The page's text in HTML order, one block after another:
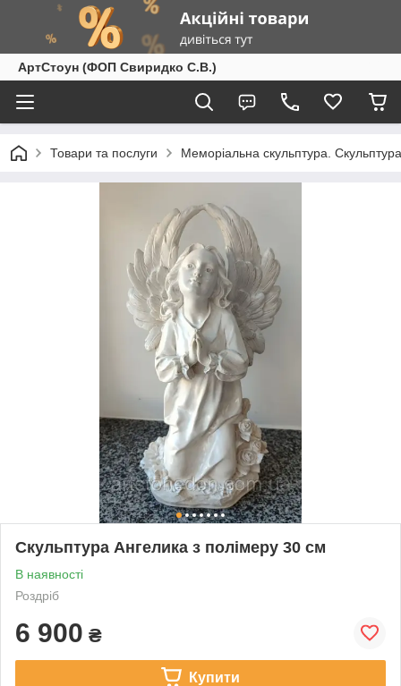
АртСтоун (ФОП Свиридко С.В.)
Товари та послуги Меморіальна скульптура.
Скульптура Ангелика з полімеру 30 см
В наявності
Роздріб
6 900 ₴
Купити